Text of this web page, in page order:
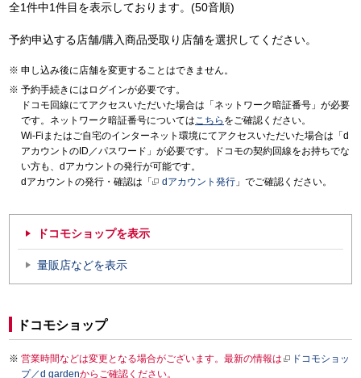
全1件中1件目を表示しております。(50音順)
予約申込する店舗/購入商品受取り店舗を選択してください。
申し込み後に店舗を変更することはできません。
予約手続きにはログインが必要です。
ドコモ回線にてアクセスいただいた場合は「ネットワーク暗証番号」が必要
です。ネットワーク暗証番号についてはこちら をご確認ください。
Wi-Fiまたはご自宅のインターネット環境にてアクセスいただいた場合は「d
アカウントのID／パスワード」が必要です。ドコモの契約回線をお持ちでな
い方も、dアカウントの発行が可能です。
dアカウントの発行・確認は「
dアカウント発行 」でご確認ください。
ドコモショップを表示
量販店などを表示
ドコモショップ
営業時間などは変更となる場合がございます。最新の情報は
ドコモショッ
プ／d gardenからご確認ください。